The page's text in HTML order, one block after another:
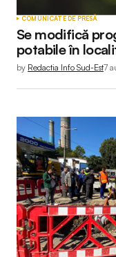
COMUNICATE DE PRESĂ
Se modifică
potabile în
by Redactia Info Sud-Est7